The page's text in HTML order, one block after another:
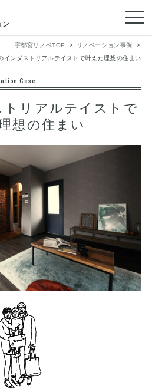
ン
宇都宮リノベTOP
リノベーション事例
インダストリアルテイストで叶えた理想の住まい
Case
リアルテイストで
想の住まい